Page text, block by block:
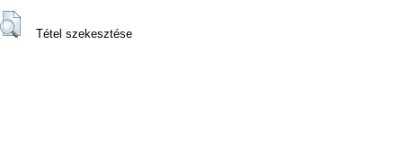
Tétel szekesztése